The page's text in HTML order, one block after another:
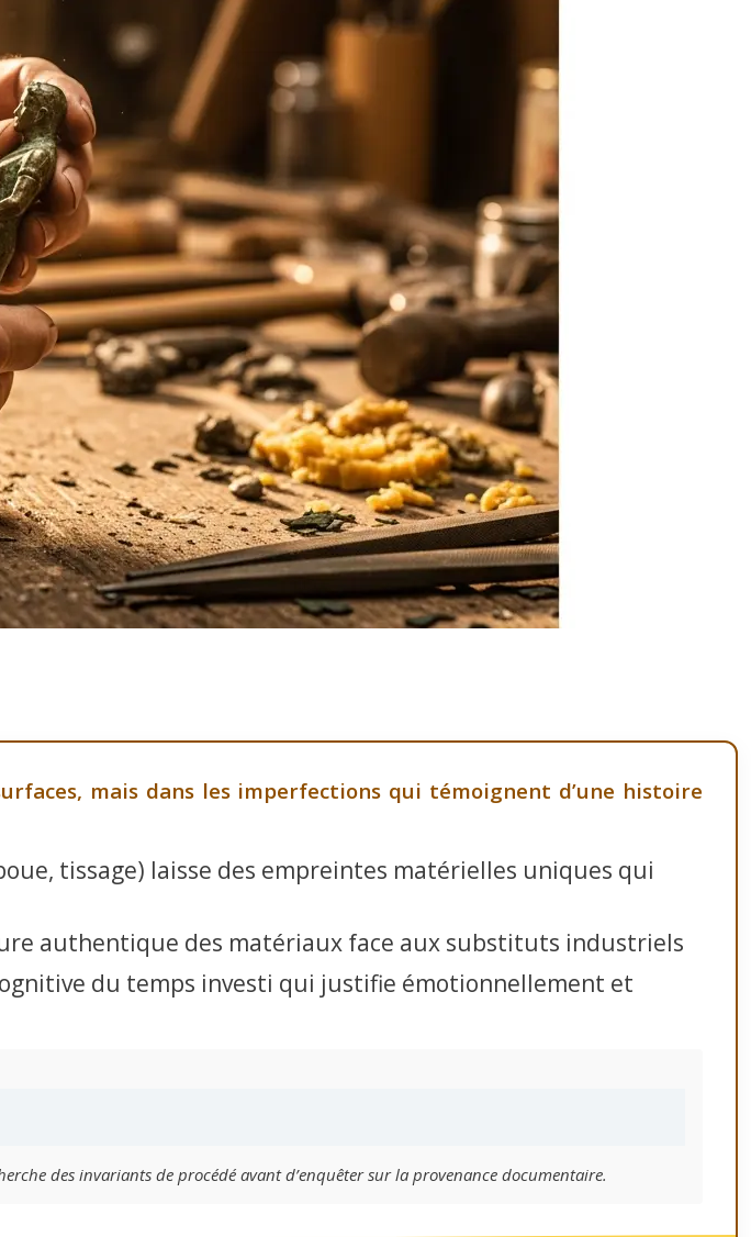
mais dans les imperfections qui témoignent d’une histoire
tissage) laisse des empreintes matérielles uniques qui
authentique des matériaux face aux substituts industriels
du temps investi qui justifie émotionnellement et
des invariants de procédé avant d’enquêter sur la provenance documentaire.